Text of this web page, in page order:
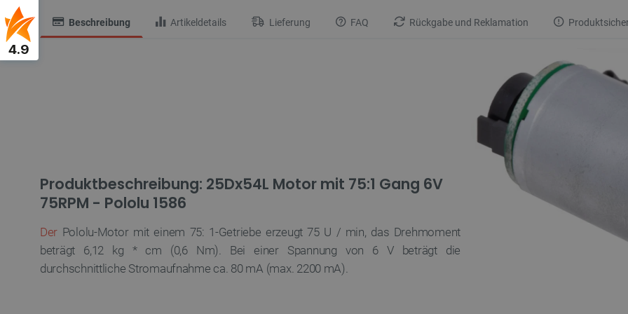
4.9
Beschreibung Artikeldetails Lieferung FAQ Rückgabe und Reklamation
Produktbeschreibung: 25Dx54L Motor mit 75:1 Gang 6V
75RPM - Pololu 1586
Der Pololu-Motor mit einem 75: 1-Getriebe erzeugt 75 U / min, das Drehmoment
beträgt 6,12 kg * cm (0,6 Nm). Bei einer Spannung von 6 V beträgt die
durchschnittliche Stromaufnahme ca. 80 mA (max. 2200 mA).